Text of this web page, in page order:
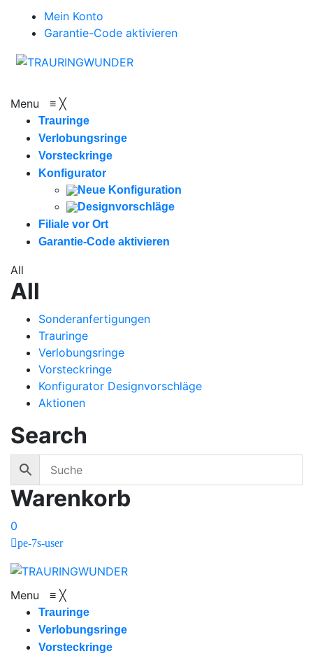
Mein Konto
Garantie-Code aktivieren
Menu ≡ ╳
Trauringe
Verlobungsringe
Vorsteckringe
Konfigurator
Neue Konfiguration
Designvorschläge
Filiale vor Ort
Garantie-Code aktivieren
All
All
Sonderanfertigungen
Trauringe
Verlobungsringe
Vorsteckringe
Konfigurator Designvorschläge
Aktionen
Search
Warenkorb
0
pe-7s-user
Menu ≡ ╳
Trauringe
Verlobungsringe
Vorsteckringe